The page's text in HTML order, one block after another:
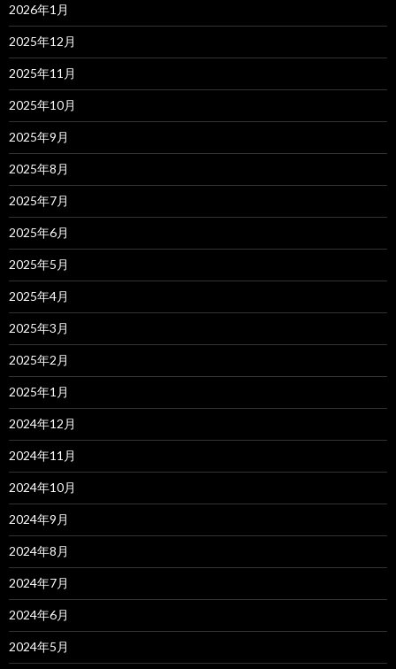
2026年1月
2025年12月
2025年11月
2025年10月
2025年9月
2025年8月
2025年7月
2025年6月
2025年5月
2025年4月
2025年3月
2025年2月
2025年1月
2024年12月
2024年11月
2024年10月
2024年9月
2024年8月
2024年7月
2024年6月
2024年5月